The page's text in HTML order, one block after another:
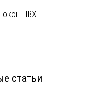
окон ПВХ
статьи